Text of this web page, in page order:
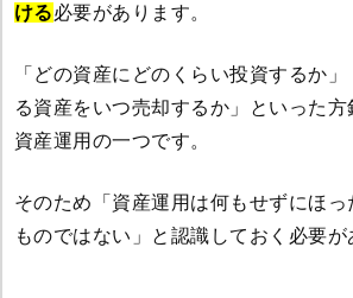
ける必要があります。
「どの資産にどのくらい投資するか
る資産をいつ売却するか」といった
資産運用の一つです。
そのため「資産運用は何もせずにほっ
ものではない」と認識しておく必要が